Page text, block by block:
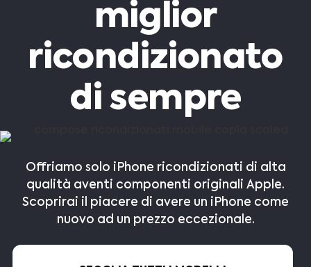
miglior
ricondizionato
di sempre
Offriamo solo iPhone ricondizionati di alta
qualità aventi componenti originali Apple.
Scoprirai il piacere di avere un iPhone come
nuovo ad un prezzo eccezionale.